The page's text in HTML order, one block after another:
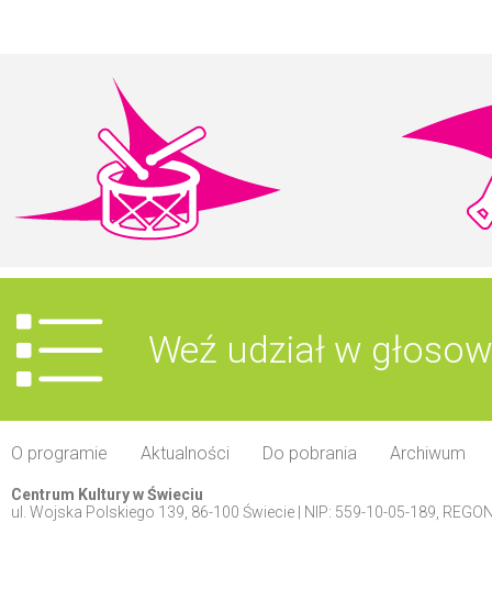
Weź udział w
O programie Aktualności Do pobrania Archiwum
Centrum Kultury w Świeciu
ul. Wojska Polskiego 139, 86-100 Świecie | NIP: 559-10-05-189,